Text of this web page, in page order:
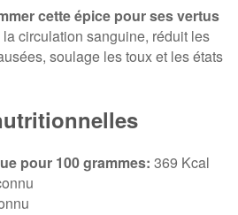
cette épice pour ses vertus
circulation sanguine, réduit les
soulage les toux et les états
pour 100 grammes: 369 Kcal